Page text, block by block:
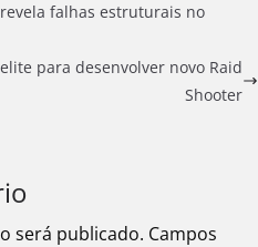
falhas estruturais no
para desenvolver novo Raid
Shooter
será publicado. Campos